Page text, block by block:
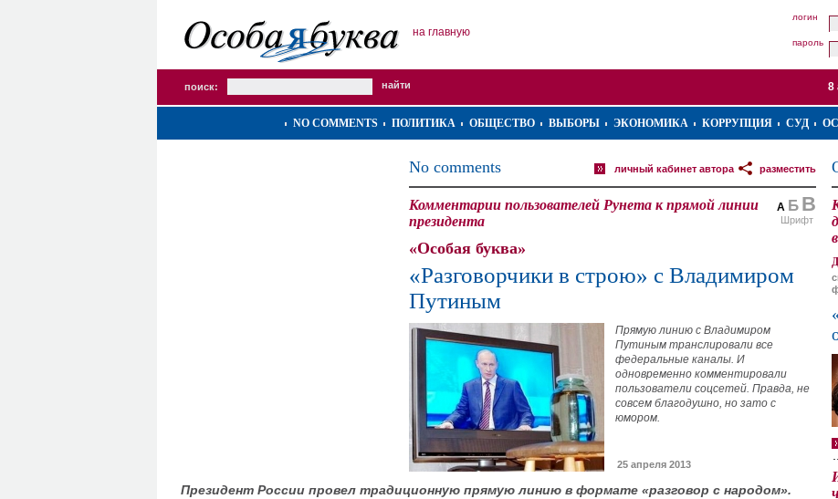
на главную
логин
пароль
поиск: 8
NO COMMENTS ПОЛИТИКА ОБЩЕСТВО ВЫБОРЫ ЭКОНОМИКА КОРРУПЦИЯ СУД
No comments разместить
личный кабинет автора
А Б В
Шрифт
Комментарии пользователей Рунета к прямой линии
президента
«Особая буква»
«Разговорчики в строю» с Владимиром
Путиным
Прямую линию с Владимиром
Путиным транслировали все
федеральные каналы. И
одновременно комментировали
пользователи соцсетей. Правда, не
совсем благодушно, но зато с
юмором.
25 апреля 2013
Президент России провел традиционную прямую линию в формате «разговор с народом».